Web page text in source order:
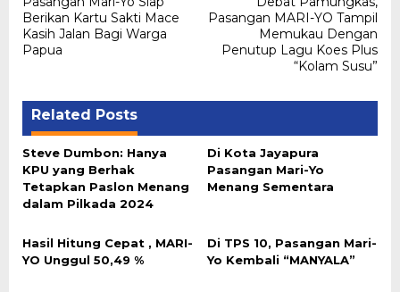
navigation
Berikan Kartu Sakti Mace
Kasih Jalan Bagi Warga
Papua
Pasangan MARI-YO Tampil
Memukau Dengan
Penutup Lagu Koes Plus
“Kolam Susu”
Related Posts
Steve Dumbon: Hanya
KPU yang Berhak
Tetapkan Paslon Menang
dalam Pilkada 2024
Di Kota Jayapura
Pasangan Mari-Yo
Menang Sementara
Hasil Hitung Cepat , MARI-
YO Unggul 50,49 %
Di TPS 10, Pasangan Mari-
Yo Kembali “MANYALA”